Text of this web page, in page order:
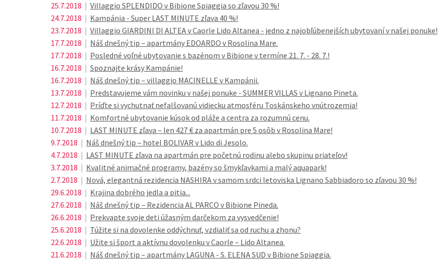
25.7.2018 | Villaggio SPLENDIDO v Bibione Spiaggia so zľavou 30 %!
24.7.2018 | Kampánia - Super LAST MINUTE zľava 40 %!
23.7.2018 | Villaggio GIARDINI DI ALTEA v Caorle Lido Altanea - jedno z najobľúbenejších ubytovaní v našej ponuke!
17.7.2018 | Náš dnešný tip – apartmány EDOARDO v Rosolina Mare.
17.7.2018 | Posledné voľné ubytovanie s bazénom v Bibione v termíne 21. 7. - 28. 7.!
16.7.2018 | Spoznajte krásy Kampánie!
16.7.2018 | Náš dnešný tip – villaggio MACINELLE v Kampánii.
13.7.2018 | Predstavujeme vám novinku v našej ponuke - SUMMER VILLAS v Lignano Pineta.
12.7.2018 | Príďte si vychutnať nefalšovanú vidiecku atmosféru Toskánskeho vnútrozemia!
11.7.2018 | Komfortné ubytovanie kúsok od pláže a centra za rozumnú cenu.
10.7.2018 | LAST MINUTE zľava – len 427 € za apartmán pre 5 osôb v Rosolina Mare!
9.7.2018 | Náš dnešný tip – hotel BOLIVAR v Lido di Jesolo.
4.7.2018 | LAST MINUTE zľava na apartmán pre početnú rodinu alebo skupinu priateľov!
3.7.2018 | Kvalitné animačné programy, bazény so šmykľavkami a malý aquapark!
2.7.2018 | Nová, elegantná rezidencia NASHIRA v samom srdci letoviska Lignano Sabbiadoro so zľavou 30 %!
29.6.2018 | Krajina dobrého jedla a pitia...
27.6.2018 | Náš dnešný tip – Rezidencia AL PARCO v Bibione Pineda.
26.6.2018 | Prekvapte svoje deti úžasným darčekom za vysvedčenie!
25.6.2018 | Túžite si na dovolenke oddýchnuť, vzdialiť sa od ruchu a zhonu?
22.6.2018 | Užite si šport a aktívnu dovolenku v Caorle – Lido Altanea.
21.6.2018 | Náš dnešný tip – apartmány LAGUNA - S. ELENA SUD v Bibione Spiaggia.